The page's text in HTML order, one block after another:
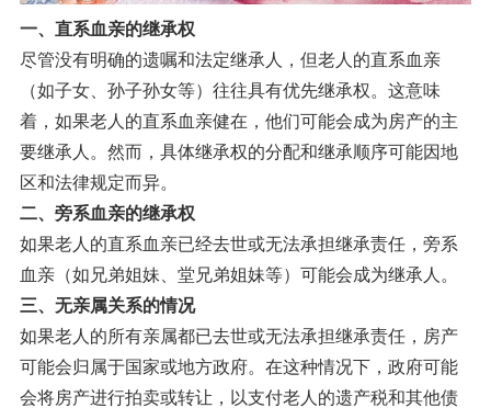
一、直系血亲的继承权
尽管没有明确的遗嘱和法定继承人，但老人的直系血亲
（如子女、孙子孙女等）往往具有优先继承权。这意味
着，如果老人的直系血亲健在，他们可能会成为房产的主
要继承人。然而，具体继承权的分配和继承顺序可能因地
区和法律规定而异。
二、旁系血亲的继承权
如果老人的直系血亲已经去世或无法承担继承责任，旁系
血亲（如兄弟姐妹、堂兄弟姐妹等）可能会成为继承人。
三、无亲属关系的情况
如果老人的所有亲属都已去世或无法承担继承责任，房产
可能会归属于国家或地方政府。在这种情况下，政府可能
会将房产进行拍卖或转让，以支付老人的遗产税和其他债